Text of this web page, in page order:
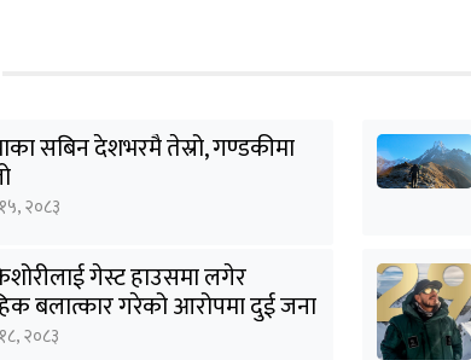
सबिन देशभरमै तेस्रो, गण्डकीमा
२०८३
गेस्ट हाउसमा लगेर
बलात्कार गरेको आरोपमा दुई जना
२०८३